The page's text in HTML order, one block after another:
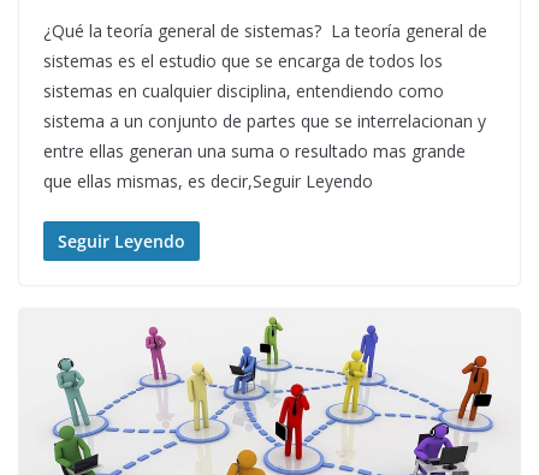
¿Qué la teoría general de sistemas? La teoría general de
sistemas es el estudio que se encarga de todos los
sistemas en cualquier disciplina, entendiendo como
sistema a un conjunto de partes que se interrelacionan y
entre ellas generan una suma o resultado mas grande
que ellas mismas, es decir,Seguir Leyendo
Seguir Leyendo